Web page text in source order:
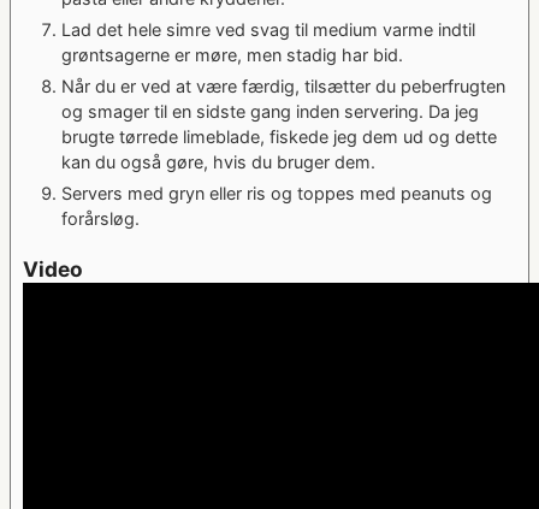
Lad det hele simre ved svag til medium varme indtil
grøntsagerne er møre, men stadig har bid.
Når du er ved at være færdig, tilsætter du peberfrugten
og smager til en sidste gang inden servering. Da jeg
brugte tørrede limeblade, fiskede jeg dem ud og dette
kan du også gøre, hvis du bruger dem.
Servers med gryn eller ris og toppes med peanuts og
forårsløg.
Video